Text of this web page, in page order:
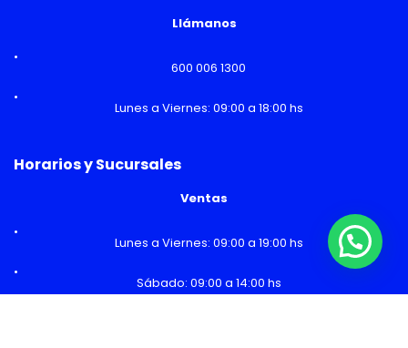
Llámanos
600 006 1300
Lunes a Viernes: 09:00 a 18:00 hs
Horarios y Sucursales
Ventas
Lunes a Viernes: 09:00 a 19:00 hs
Sábado: 09:00 a 14:00 hs
¿Necesitas Ayuda o mas información?